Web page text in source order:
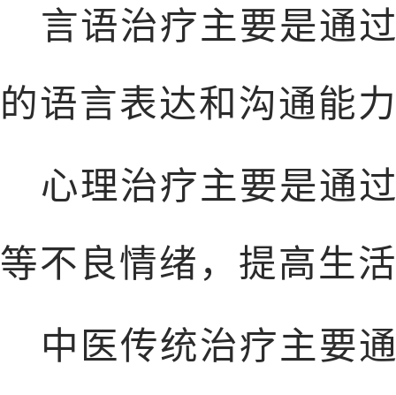
言语治疗主要是通
的语言表达和沟通能
心理治疗主要是通
等不良情绪，提高生
中医传统治疗主要